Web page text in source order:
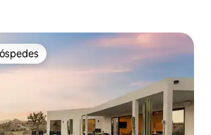
dos hóspedes